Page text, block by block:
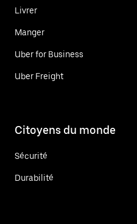
Livrer
Manger
Uber for Business
Uber Freight
Citoyens du monde
Sécurité
Durabilité